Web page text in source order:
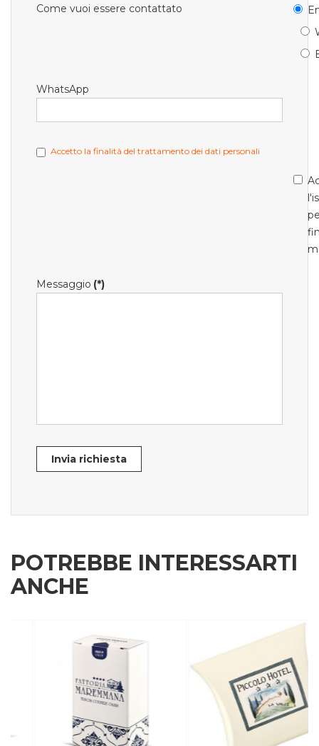
Come vuoi essere contattato
WhatsApp
Accetto la finalità del trattamento dei dati personali
Messaggio (*)
Invia richiesta
POTREBBE INTERESSARTI
ANCHE